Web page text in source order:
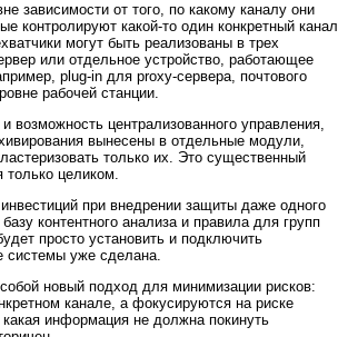
зависимости от того, по какому каналу они
контролируют какой-то один конкретный канал
могут быть реализованы в трех
или отдельное устройство, работающее
plug-in для proxy-сервера, почтового
рабочей станции.
возможность централизованного управления,
вынесены в отдельные модули,
только их. Это существенный
целиком.
при внедрении защиты даже одного
контентного анализа и правила для групп
просто установить и подключить
системы уже сделана.
новый подход для минимизации рисков:
канале, а фокусируются на риске
информация не должна покинуть